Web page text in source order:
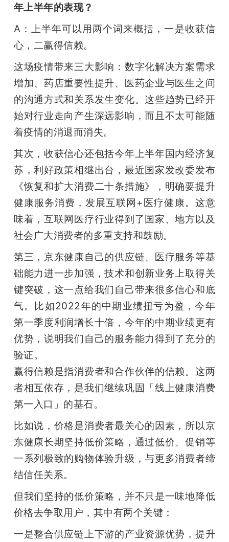
年上半年的表现？
A：上半年可以用两个词来概括，一是收获信
心，二赢得信赖。
这场疫情带来三大影响：数字化解决方案需求
增加、药店重要性提升、医药企业与医生之间
的沟通方式和关系发生变化。这些趋势已经开
始对行业走向产生深远影响，而且不太可能随
着疫情的消退而消失。
其次，收获信心还包括今年上半年国内经济复
苏，利好政策相继出台，最近国家发改委发布
《恢复和扩大消费二十条措施》，明确要提升
健康服务消费，发展互联网+医疗健康。这意
味着，互联网医疗行业得到了国家、地方以及
社会广大消费者的多重支持和鼓励。
第三，京东健康自己的供应链、医疗服务等基
础能力进一步加强，技术和创新业务上取得关
键突破，这一点给我们自己带来很多信心和底
气。比如2022年的中期业绩扭亏为盈，今年
第一季度利润增长十倍，今年的中期业绩更有
优势，说明我们自己的服务能力得到了充分的
验证。
赢得信赖是指消费者和合作伙伴的信赖。这两
者相互依存，是我们继续巩固「线上健康消费
第一入口」的基石。
比如说，价格是消费者最关心的因素，所以京
东健康长期坚持低价策略，通过低价、促销等
一系列极致的购物体验升级，与更多消费者缔
结信任关系。
但我们坚持的低价策略，并不只是一味地降低
价格去争取用户，其中有两个关键：
一是整合供应链上下游的产业资源优势，提升